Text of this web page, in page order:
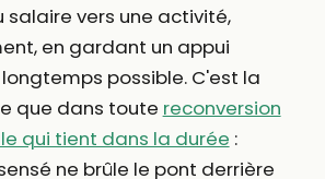
salaire vers une activité,
en gardant un appui
possible. C'est la
que dans toute reconversion
qui tient dans la durée :
ne brûle le pont derrière